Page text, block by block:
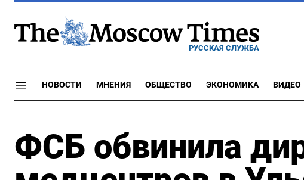
РУССКАЯ СЛУЖБА
НОВОСТИ МНЕНИЯ ОБЩЕСТВО ЭКОНОМИКА ВИДЕО
ФСБ обвинила